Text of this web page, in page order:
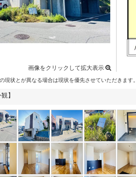
画像をクリックして拡大表示
現状とが異なる場合は現状を優先させていただきます。
観】